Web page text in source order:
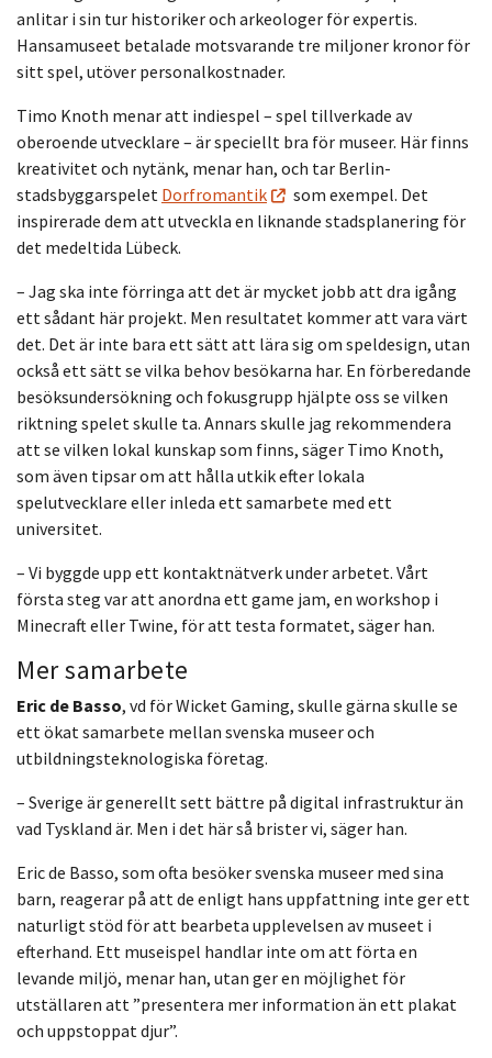
anlitar i sin tur historiker och arkeologer för expertis.
Hansamuseet betalade motsvarande tre miljoner kronor för
sitt spel, utöver personalkostnader.
Timo Knoth menar att indiespel – spel tillverkade av
oberoende utvecklare – är speciellt bra för museer. Här finns
kreativitet och nytänk, menar han, och tar Berlin-
stadsbyggarspelet Dorfromantik
som exempel. Det
inspirerade dem att utveckla en liknande stadsplanering för
det medeltida Lübeck.
– Jag ska inte förringa att det är mycket jobb att dra igång
ett sådant här projekt. Men resultatet kommer att vara värt
det. Det är inte bara ett sätt att lära sig om speldesign, utan
också ett sätt se vilka behov besökarna har. En förberedande
besöksundersökning och fokusgrupp hjälpte oss se vilken
riktning spelet skulle ta. Annars skulle jag rekommendera
att se vilken lokal kunskap som finns, säger Timo Knoth,
som även tipsar om att hålla utkik efter lokala
spelutvecklare eller inleda ett samarbete med ett
universitet.
– Vi byggde upp ett kontaktnätverk under arbetet. Vårt
första steg var att anordna ett game jam, en workshop i
Minecraft eller Twine, för att testa formatet, säger han.
Mer samarbete
Eric de Basso, vd för Wicket Gaming, skulle gärna skulle se
ett ökat samarbete mellan svenska museer och
utbildningsteknologiska företag.
– Sverige är generellt sett bättre på digital infrastruktur än
vad Tyskland är. Men i det här så brister vi, säger han.
Eric de Basso, som ofta besöker svenska museer med sina
barn, reagerar på att de enligt hans uppfattning inte ger ett
naturligt stöd för att bearbeta upplevelsen av museet i
efterhand. Ett museispel handlar inte om att förta en
levande miljö, menar han, utan ger en möjlighet för
utställaren att ”presentera mer information än ett plakat
och uppstoppat djur”.